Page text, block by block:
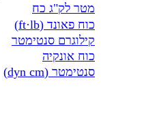
מטר לק"ג כח
כוח פאונד (ft·lb)
קילוגרם סנטימטר
כוח אונקיה
סנטימטר (dyn cm)